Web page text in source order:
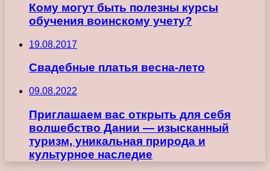
Кому могут быть полезны курсы
обучения воинскому учету?
19.08.2017
Свадебные платья весна-лето
09.08.2022
Приглашаем вас открыть для себя
волшебство Дании — изысканный
туризм, уникальная природа и
культурное наследие